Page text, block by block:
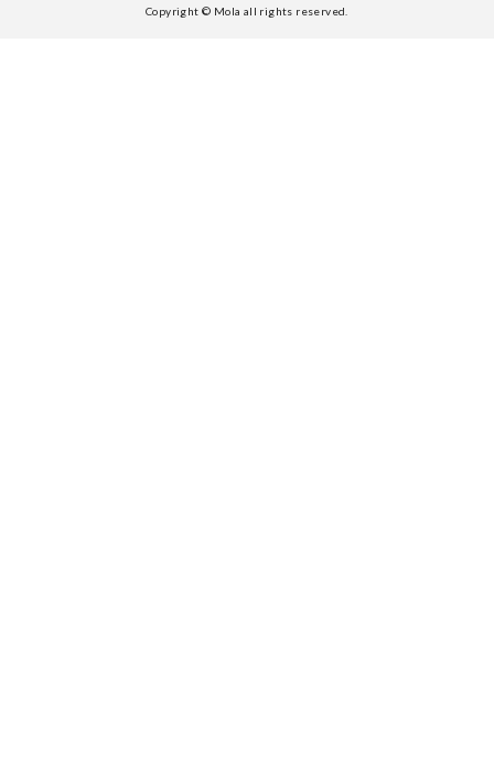
Copyright © Mola all rights reserved.